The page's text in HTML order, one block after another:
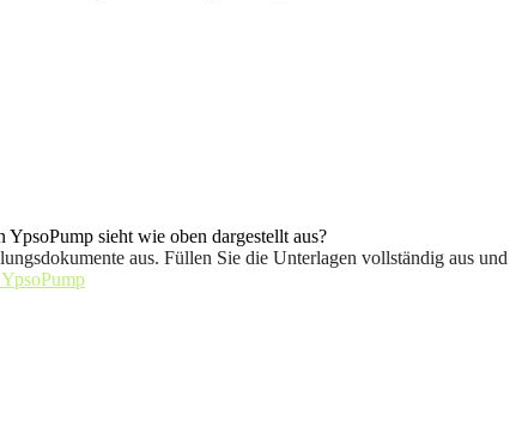
sieht wie oben dargestellt aus?
aus. Füllen Sie die Unterlagen vollständig aus und